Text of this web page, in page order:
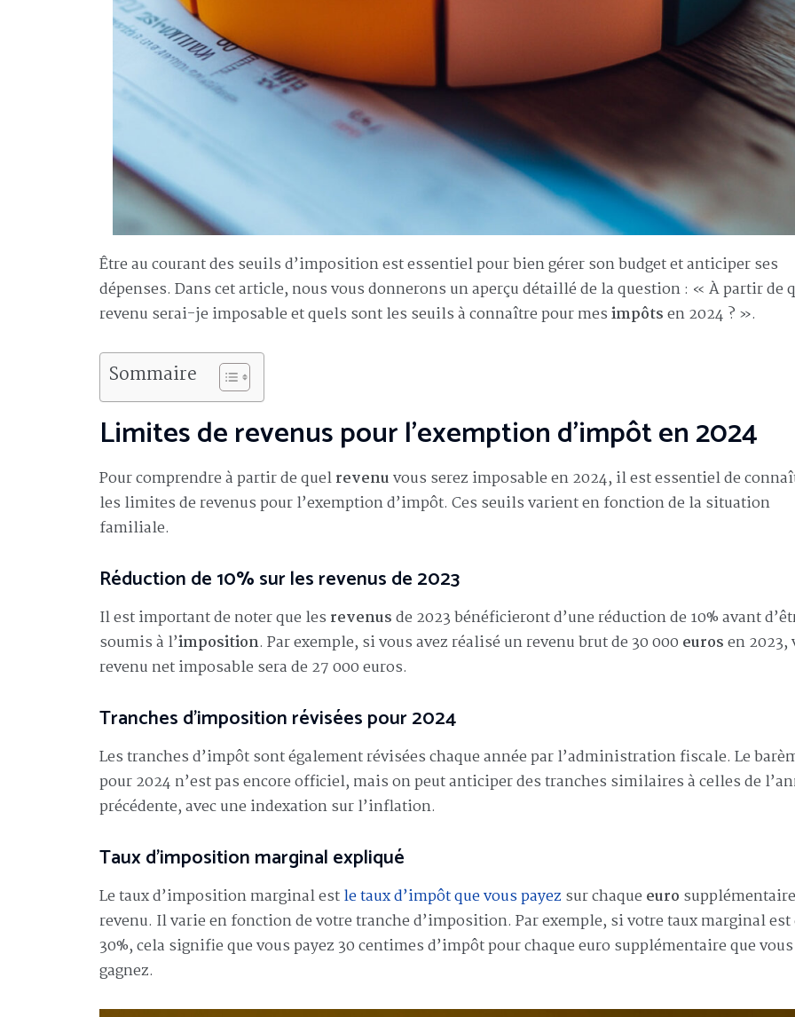
Être au courant des seuils d’imposition est essentiel pour bien gérer son budget et anticiper ses
dépenses. Dans cet article, nous vous donnerons un aperçu détaillé de la question : « À partir de
revenu serai-je imposable et quels sont les seuils à connaître pour mesimpôtsen 2024 ? ».
Sommaire
Limites de revenus pour l’exemption d’impôt en 2024
Pour comprendre à partir de quelrevenuvous serez imposable en 2024, il est essentiel de
les limites de revenus pour l’exemption d’impôt. Ces seuils varient en fonction de la situation
familiale.
Réduction de 10% sur les revenus de 2023
Il est important de noter que les revenusde 2023 bénéficieront d’une réduction de 10% avant
soumis à l’imposition. Par exemple, si vous avez réalisé un revenu brut de 30 000 eurosen 2023,
revenu net imposable sera de 27 000 euros.
Tranches d’imposition révisées pour 2024
Les tranches d’impôt sont également révisées chaque année par l’administration fiscale. Le
pour 2024 n’est pas encore officiel, mais on peut anticiper des tranches similaires à celles de
précédente, avec une indexation sur l’inflation.
Taux d’imposition marginal expliqué
Le taux d’imposition marginal estle taux d’impôt que vous payez sur chaque euro
revenu. Il varie en fonction de votre tranche d’imposition. Par exemple, si votre taux marginal est
30%, cela signifie que vous payez 30 centimes d’impôt pour chaque euro supplémentaire que vous
gagnez.